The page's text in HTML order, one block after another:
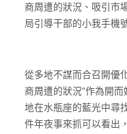
商周遭的狀況、吸引市
局引導干部的小我手機
從多地不謀而合召開優
商周遭的狀況”作為開
地在水瓶座的藍光中尋
件年夜事來抓可以看出